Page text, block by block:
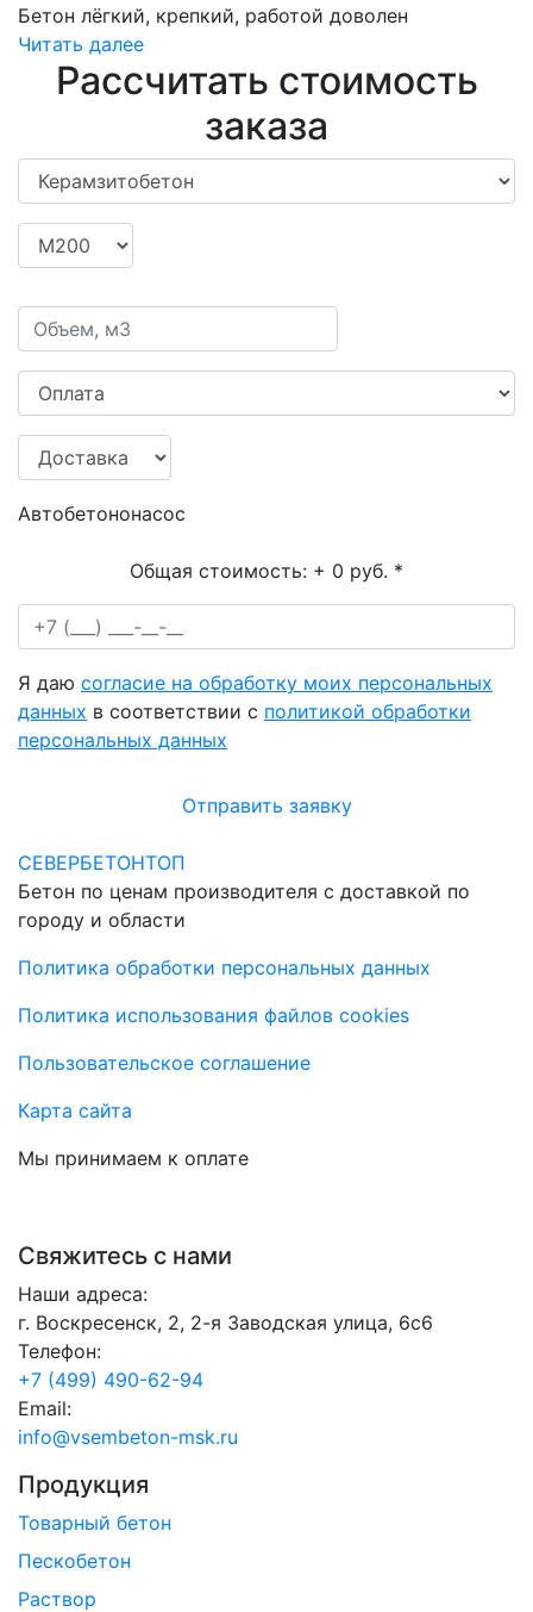
Бетон лёгкий, крепкий, работой доволен
Читать далее
Рассчитать стоимость
заказа
Автобетононасос
Общая стоимость: + 0 руб. *
Я даю согласие на обработку моих персональных
данных в соответствии с политикой обработки
персональных данных
Отправить заявку
СЕВЕРБЕТОНТОП
Бетон по ценам производителя с доставкой по
городу и области
Политика обработки персональных данных
Политика использования файлов cookies
Пользовательское соглашение
Карта сайта
Мы принимаем к оплате
Свяжитесь с нами
Наши адреса:
г. Воскресенск, 2, 2-я Заводская улица, 6с6
Телефон:
+7 (499) 490-62-94
Email:
info@vsembeton-msk.ru
Продукция
Товарный бетон
Пескобетон
Раствор